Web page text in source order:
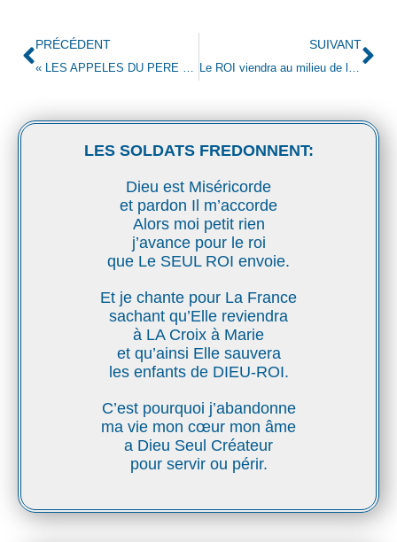
PRÉCÉDENT
« LES APPELES DU PERE »à DOZULE : Gloire à DIEU !
SUIVANT
Le ROI viendra au milieu de la crise !
LES SOLDATS FREDONNENT:
Dieu est Miséricorde
et pardon Il m’accorde
Alors moi petit rien
j’avance pour le roi
que Le SEUL ROI envoie.
Et je chante pour La France
sachant qu’Elle reviendra
à LA Croix à Marie
et qu’ainsi Elle sauvera
les enfants de DIEU-ROI.
C’est pourquoi j’abandonne
ma vie mon cœur mon âme
a Dieu Seul Créateur
pour servir ou périr.